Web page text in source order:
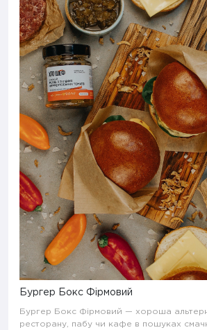
Бургер Бокс Фірмовий
Бургер Бокс Фірмовий — хороша
ресторану, пабу чи кафе в пошуках